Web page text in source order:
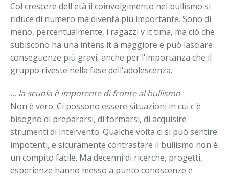
Col crescere dell'età il coinvolgimento nel bullismo si
riduce di numero ma diventa più importante. Sono di
meno, percentualmente, i ragazzi v it tima, ma ciò che
subiscono ha una intens it à maggiore e può lasciare
conseguenze più gravi, anche per l'importanza che il
gruppo riveste nella fase dell'adolescenza.
... la scuola è impotente di fronte al bullismo
Non è vero. Ci possono essere situazioni in cui c'è
bisogno di prepararsi, di formarsi, di acquisire
strumenti di intervento. Qualche volta ci si può sentire
impotenti, e sicuramente contrastare il bullismo non è
un compito facile. Ma decenni di ricerche, progetti,
esperienze hanno messo a punto conoscenze e